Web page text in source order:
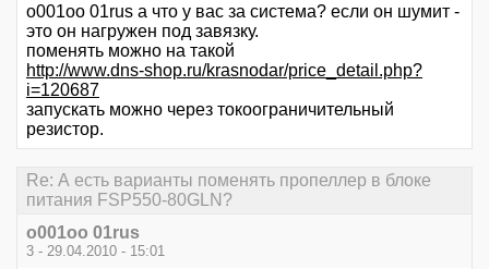
o001oo 01rus а что у вас за система? если он шумит -
это он нагружен под завязку.
поменять можно на такой
http://www.dns-shop.ru/krasnodar/price_detail.php?
i=120687
запускать можно через токоограничительный
резистор.
Re: А есть варианты поменять пропеллер в блоке
питания FSP550-80GLN?
o001oo 01rus
3 - 29.04.2010 - 15:01